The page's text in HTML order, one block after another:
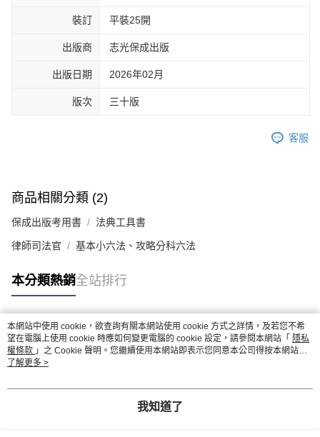
裝訂 平裝25開
出版商 志光保成出版
出版日期 2026年02月
版次 三十版
客服
商品相關分類 (2)
保成出版考用書 法典工具書
律師司法官 基本小六法、攻略分科六法
本分類熱銷全站排行
熱門標籤
本網站中使用 cookie，欲查詢有關本網站使用 cookie 方式之詳情，及若您不希
望在電腦上使用 cookie 時應如何變更電腦的 cookie 設定，請參閱本網站「 隱私
權條款 」之 Cookie 聲明。您繼續使用本網站即表示您同意本公司得按本網站使
用條款之 Cookie 聲明使用 cookie。
了解更多 >
我知道了